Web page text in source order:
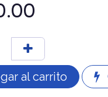
al carrito